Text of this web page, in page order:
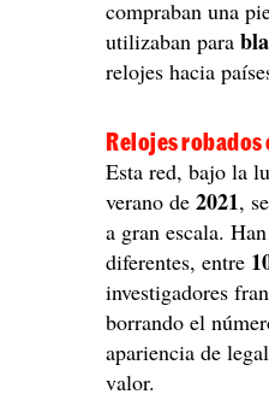
compraban una
utilizaban para
relojes hacia
Relojes robados
Esta red, bajo la
verano de2021,
a gran escala.
diferentes, entre
investigadores
borrando el
apariencia de
valor.